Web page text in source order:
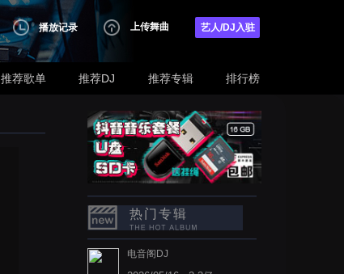
播放记录 上传舞曲 艺人/DJ入驻
推荐歌单 推荐DJ 推荐专辑 排行榜
热门专辑
电音阁DJ